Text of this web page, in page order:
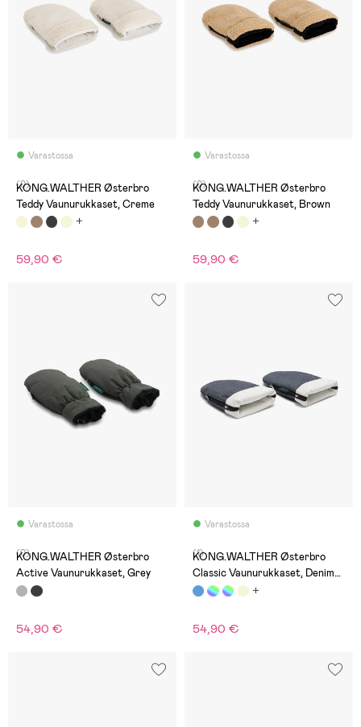
Varastossa
(0)
KONG.WALTHER Østerbro
Teddy Vaunurukkaset, Creme
59,90 €
Varastossa
(0)
KONG.WALTHER Østerbro
Teddy Vaunurukkaset, Brown
59,90 €
Varastossa
(0)
KONG.WALTHER Østerbro
Active Vaunurukkaset, Grey
54,90 €
Varastossa
(1)
KONG.WALTHER Østerbro
Classic Vaunurukkaset, Denim
Ocean
54,90 €